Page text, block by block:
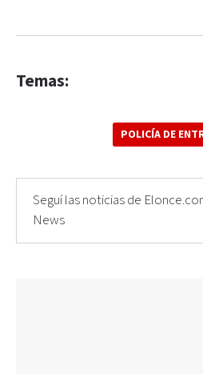
Temas:
POLICÍA DE
Seguí las noticias de
News